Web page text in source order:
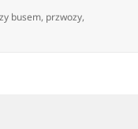
busem, przwozy,